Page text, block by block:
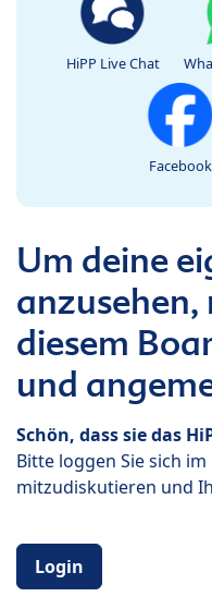
HiPP Live Chat
Facebook
Um deine
diesem
und
Schön, dass sie das
Bitte loggen Sie sich
mitzudiskutieren und
Login